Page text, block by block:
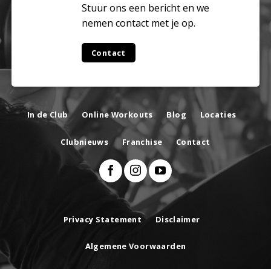
Stuur ons een bericht en we
nemen contact met je op.
Contact
In de Club Online Workouts Blog Locaties
Clubnieuws Franchise Contact
Privacy Statement Disclaimer
Algemene Voorwaarden